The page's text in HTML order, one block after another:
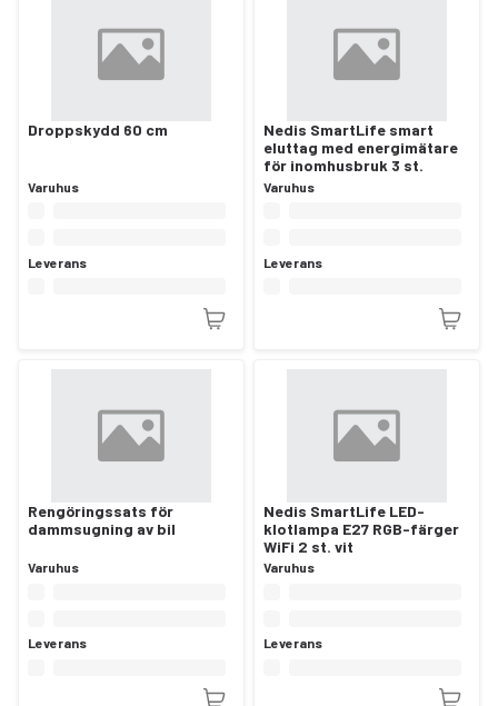
Droppskydd 60 cm
Varuhus
Leverans
Nedis SmartLife smart
eluttag med energimätare
för inomhusbruk 3 st.
Varuhus
Leverans
Rengöringssats för
dammsugning av bil
Varuhus
Leverans
Nedis SmartLife LED-
klotlampa E27 RGB-färger
WiFi 2 st. vit
Varuhus
Leverans